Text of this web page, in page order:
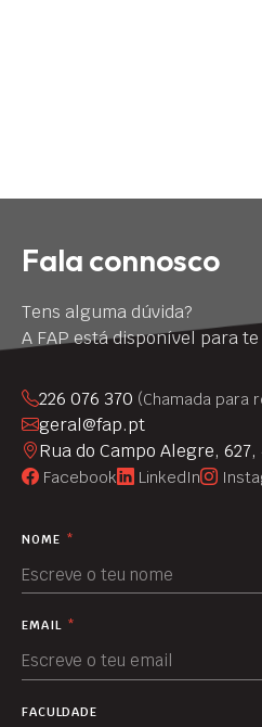
Fala connosco
Tens alguma dúvida?
A FAP está disponível para
226 076 370 (Chamada para
geral@fap.pt
Rua do Campo Alegre,
Facebook LinkedIn
NOME *
EMAIL *
FACULDADE